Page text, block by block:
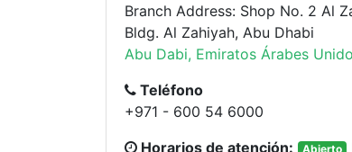
Branch Address: Shop No. 2 Al
Bldg. Al Zahiyah, Abu Dhabi
Abu Dabi, Emiratos Árabes
Teléfono
+971 - 600 54 6000
Horarios de atención:
Abierto